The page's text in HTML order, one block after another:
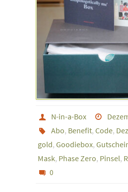
N-in-a-Box
Abo, Benefit, Code,
gold, Goodiebox,
Mask, Phase Zero, Pinsel,
0